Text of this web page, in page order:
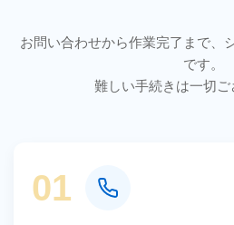
お問い合わせから作業完了まで、
です。
難しい手続きは一切ご
01